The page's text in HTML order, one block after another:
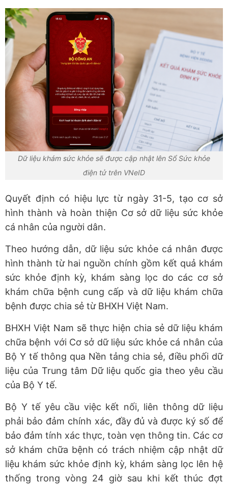
Dữ liệu khám sức khỏe sẽ được cập nhật lên Sổ Sức khỏe
điện tử trên VNeID
Quyết định có hiệu lực từ ngày 31-5, tạo cơ sở
hình thành và hoàn thiện Cơ sở dữ liệu sức khỏe
cá nhân của người dân.
Theo hướng dẫn, dữ liệu sức khỏe cá nhân được
hình thành từ hai nguồn chính gồm kết quả khám
sức khỏe định kỳ, khám sàng lọc do các cơ sở
khám chữa bệnh cung cấp và dữ liệu khám chữa
bệnh được chia sẻ từ BHXH Việt Nam.
BHXH Việt Nam sẽ thực hiện chia sẻ dữ liệu khám
chữa bệnh với Cơ sở dữ liệu sức khỏe cá nhân của
Bộ Y tế thông qua Nền tảng chia sẻ, điều phối dữ
liệu của Trung tâm Dữ liệu quốc gia theo yêu cầu
của Bộ Y tế.
Bộ Y tế yêu cầu việc kết nối, liên thông dữ liệu
phải bảo đảm chính xác, đầy đủ và được ký số để
bảo đảm tính xác thực, toàn vẹn thông tin. Các cơ
sở khám chữa bệnh có trách nhiệm cập nhật dữ
liệu khám sức khỏe định kỳ, khám sàng lọc lên hệ
thống trong vòng 24 giờ sau khi kết thúc đợt